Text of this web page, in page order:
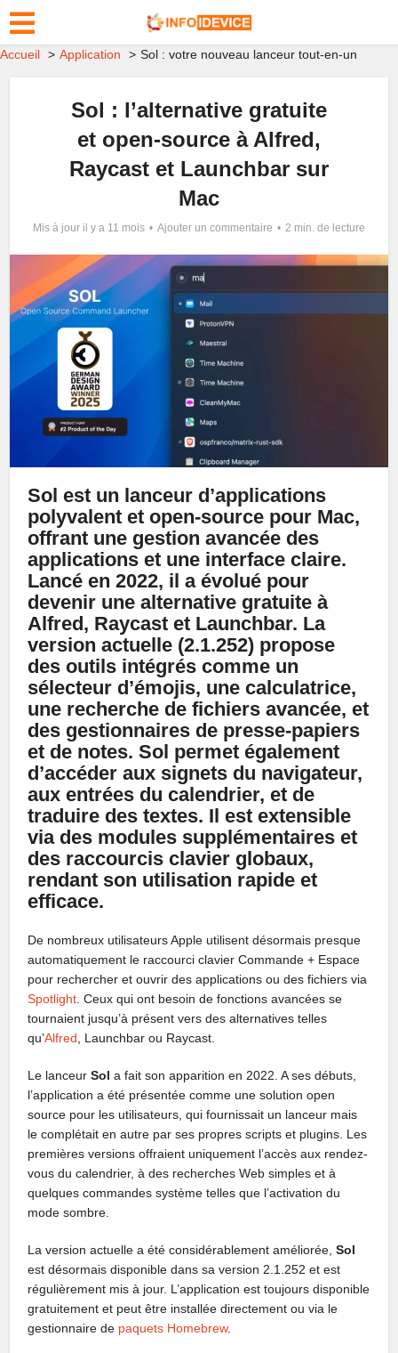
Accueil Application Sol : votre nouveau lanceur tout-en-un
Sol : l’alternative gratuite
et open-source à Alfred,
Raycast et Launchbar sur
Mac
Mis à jour il y a 11 mois Ajouter un commentaire 2 min. de lecture
Sol est un lanceur d’applications
polyvalent et open-source pour Mac,
offrant une gestion avancée des
applications et une interface claire.
Lancé en 2022, il a évolué pour
devenir une alternative gratuite à
Alfred, Raycast et Launchbar. La
version actuelle (2.1.252) propose
des outils intégrés comme un
sélecteur d’émojis, une calculatrice,
une recherche de fichiers avancée, et
des gestionnaires de presse-papiers
et de notes. Sol permet également
d’accéder aux signets du navigateur,
aux entrées du calendrier, et de
traduire des textes. Il est extensible
via des modules supplémentaires et
des raccourcis clavier globaux,
rendant son utilisation rapide et
efficace.
De nombreux utilisateurs Apple utilisent désormais presque
automatiquement le raccourci clavier Commande + Espace
pour rechercher et ouvrir des applications ou des fichiers via
Spotlight . Ceux qui ont besoin de fonctions avancées se
tournaient jusqu’à présent vers des alternatives telles
qu’Alfred , Launchbar ou Raycast.
Le lanceurSol a fait son apparition en 2022. A ses débuts,
l’application a été présentée comme une solution open
source pour les utilisateurs, qui fournissait un lanceur mais
le complétait en autre par ses propres scripts et plugins. Les
premières versions offraient uniquement l’accès aux rendez-
vous du calendrier, à des recherches Web simples et à
quelques commandes système telles que l’activation du
mode sombre.
La version actuelle a été considérablement améliorée,Sol
est désormais disponible dans sa version 2.1.252 et est
régulièrement mis à jour. L’application est toujours disponible
gratuitement et peut être installée directement ou via le
gestionnaire de paquets Homebrew.